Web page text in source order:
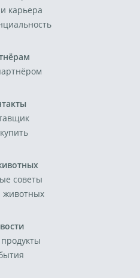
карьера
советы
животных